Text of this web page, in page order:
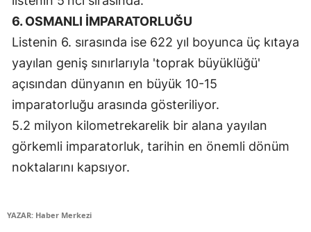
Düzce
6. OSMANLI İMPARATORLUĞU
Listenin 6. sırasında ise 622 yıl boyunca üç kıtaya
yayılan geniş sınırlarıyla 'toprak büyüklüğü'
açısından dünyanın en büyük 10-15
imparatorluğu arasında gösteriliyor.
5.2 milyon kilometrekarelik bir alana yayılan
görkemli imparatorluk, tarihin en önemli dönüm
noktalarını kapsıyor.
YAZAR: Haber Merkezi